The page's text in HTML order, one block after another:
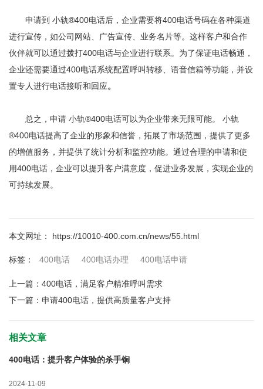
申请到 小轨®400电话后，企业需要将400电话号码在各种渠道
进行宣传，如公司网站、广告宣传、业务名片等。这样客户和合作
伙伴就可以通过拨打400电话与企业进行联系。为了保证电话畅通，
企业还需要通过400电话系统配置呼叫转移、语音信箱等功能，并设
置专人进行电话接听和回应。
总之，申请 小轨®400电话可以为企业带来无限可能。 小轨
®400电话提高了企业的形象和信誉，拓展了市场范围，提供了更多
的增值服务，并提供了统计分析和监控功能。通过合理的申请和使
用400电话，企业可以提升客户满意度，促进业务发展，实现企业的
可持续发展。
本文网址： https://10010-400.com.cn/news/55.html
标签： 400电话 400电话办理 400电话申请
上一篇： 400电话，满足客户精准呼叫需求
下一篇： 申请400电话，提供高质量客户支持
相关文章
400电话：提升客户体验的杀手锏
2024-11-09